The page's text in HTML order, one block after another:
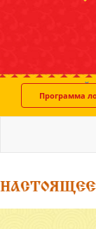
система
Программа